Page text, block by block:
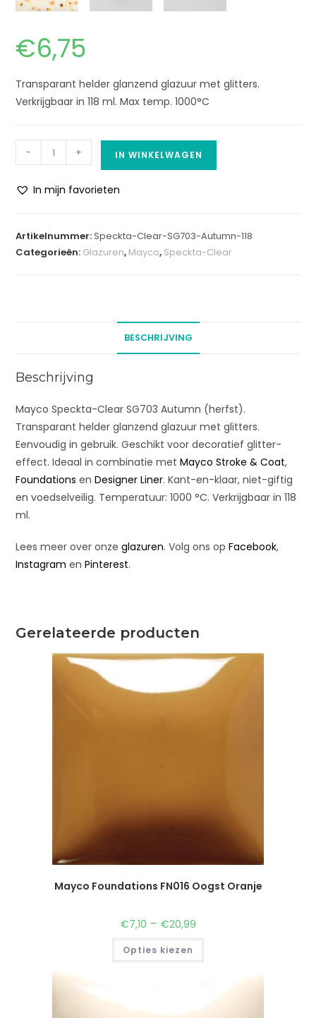
€6,75
Transparant helder glanzend glazuur met glitters.
Verkrijgbaar in 118 ml. Max temp. 1000°C
- + IN WINKELWAGEN
In mijn favorieten
t
e
Artikelnummer:Speckta-Clear-SG703-Autumn-118
Categorieën: Glazuren, Mayco, Speckta-Clear
BESCHRIJVING
Beschrijving
Mayco Speckta-Clear SG703 Autumn (herfst).
Transparant helder glanzend glazuur met glitters.
Eenvoudig in gebruik. Geschikt voor decoratief glitter-
effect. Ideaal in combinatie metMayco Stroke & Coat,
Foundations enDesigner Liner. Kant-en-klaar, niet-giftig
en voedselveilig. Temperatuur: 1000 °C. Verkrijgbaar in 118
ml.
Lees meer over onzeglazuren. Volg ons opFacebook,
Instagram enPinterest.
Gerelateerde producten
Mayco Foundations FN016 Oogst Oranje
€7,10 - €20,99
Opties kiezen